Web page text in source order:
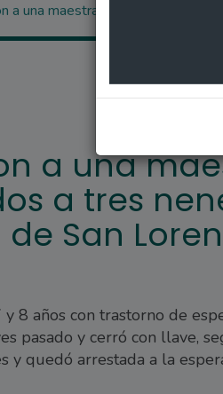
a una maestra que dejó
a una
a tres
San
y 8 años con trastorno de
pasado y cerró con llave,
y quedó arrestada a la